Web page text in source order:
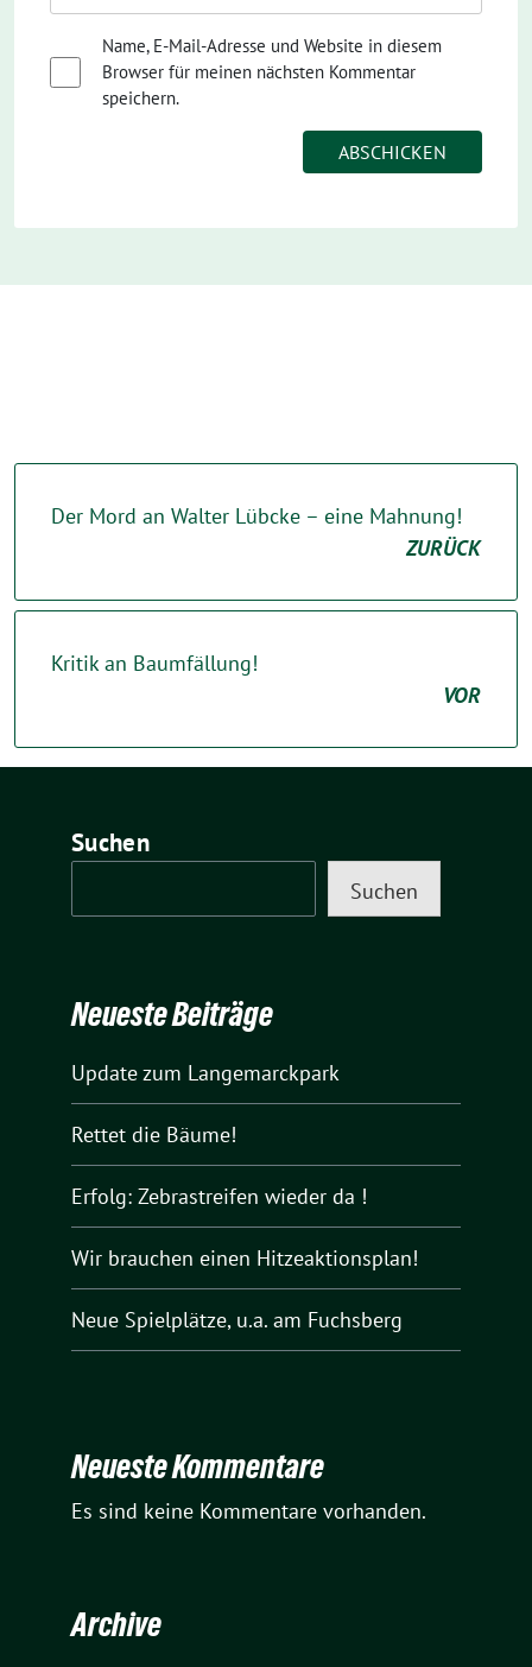
Name, E-Mail-Adresse und Website in diesem
Browser für meinen nächsten Kommentar
speichern.
Der Mord an Walter Lübcke – eine Mahnung!
ZURÜCK
Kritik an Baumfällung!
VOR
Suchen
Suchen
Neueste Beiträge
Update zum Langemarckpark
Rettet die Bäume!
Erfolg: Zebrastreifen wieder da !
Wir brauchen einen Hitzeaktionsplan!
Neue Spielplätze, u.a. am Fuchsberg
Neueste Kommentare
Es sind keine Kommentare vorhanden.
Archive